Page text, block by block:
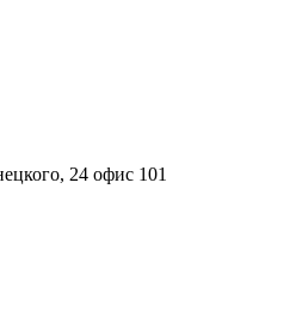
24 офис 101